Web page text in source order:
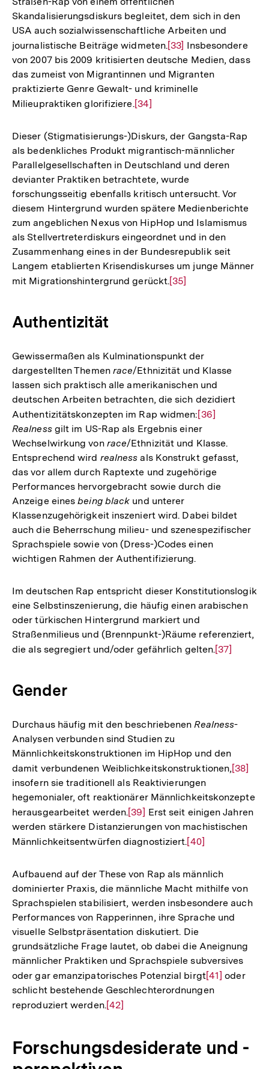
Skandalisierungsdiskurs begleitet, dem sich in den
USA auch sozialwissenschaftliche Arbeiten und
journalistische Beiträge widmeten.Zur
Auflösung
der
Fußnote
[33] Insbesondere
von 2007 bis 2009 kritisierten deutsche Medien, dass
das zumeist von Migrantinnen und Migranten
praktizierte Genre Gewalt- und kriminelle
Milieupraktiken glorifiziere.Zur
der
Fußnote
[34]
Dieser (Stigmatisierungs-)Diskurs, der Gangsta-Rap
als bedenkliches Produkt migrantisch-männlicher
Parallelgesellschaften in Deutschland und deren
devianter Praktiken betrachtete, wurde
forschungsseitig ebenfalls kritisch untersucht. Vor
diesem Hintergrund wurden spätere Medienberichte
zum angeblichen Nexus von HipHop und Islamismus
als Stellvertreterdiskurs eingeordnet und in den
Zusammenhang eines in der Bundesrepublik seit
Langem etablierten Krisendiskurses um junge Männer
mit Migrationshintergrund gerückt.Zur
[35]
Authentizität
Gewissermaßen als Kulminationspunkt der
dargestellten Themen race/Ethnizität und Klasse
lassen sich praktisch alle amerikanischen und
deutschen Arbeiten betrachten, die sich dezidiert
Authentizitätskonzepten im Rap widmen:Zur
Auflösung
der
Fußnote
[36]
Realnessgilt im US-Rap als Ergebnis einer
Wechselwirkung von race/Ethnizität und Klasse.
Entsprechend wird realnessals Konstrukt gefasst,
das vor allem durch Raptexte und zugehörige
Performances hervorgebracht sowie durch die
Anzeige einesbeing black und unterer
Klassenzugehörigkeit inszeniert wird. Dabei bildet
auch die Beherrschung milieu- und szenespezifischer
Sprachspiele sowie von (Dress-)Codes einen
wichtigen Rahmen der Authentifizierung.
Im deutschen Rap entspricht dieser Konstitutionslogik
eine Selbstinszenierung, die häufig einen arabischen
oder türkischen Hintergrund markiert und
Straßenmilieus und (Brennpunkt-)Räume referenziert,
die als segregiert und/oder gefährlich gelten.Zur
[37]
Gender
Durchaus häufig mit den beschriebenenRealness-
Analysen verbunden sind Studien zu
Männlichkeitskonstruktionen im HipHop und den
damit verbundenen Weiblichkeitskonstruktionen,Zur
der
Fußnote
[38]
insofern sie traditionell als Reaktivierungen
hegemonialer, oft reaktionärer Männlichkeitskonzepte
herausgearbeitet werden.Zur
Auflösung
der
[39] Erst seit einigen Jahren
werden stärkere Distanzierungen von machistischen
Männlichkeitsentwürfen diagnostiziert.Zur
der
Fußnote
[40]
Aufbauend auf der These von Rap als männlich
dominierter Praxis, die männliche Macht mithilfe von
Sprachspielen stabilisiert, werden insbesondere auch
Performances von Rapperinnen, ihre Sprache und
visuelle Selbstpräsentation diskutiert. Die
grundsätzliche Frage lautet, ob dabei die Aneignung
männlicher Praktiken und Sprachspiele subversives
oder gar emanzipatorisches Potenzial birgtZur
Auflösung
[41] oder
schlicht bestehende Geschlechterordnungen
reproduziert werden.Zur
Fußnote
[42]
Forschungsdesiderate und -